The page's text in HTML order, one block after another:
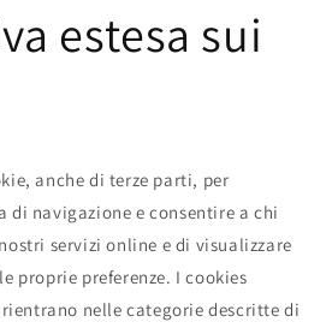
estesa sui
anche di terze parti, per
di navigazione e consentire a chi
servizi online e di visualizzare
proprie preferenze. I cookies
nelle categorie descritte di